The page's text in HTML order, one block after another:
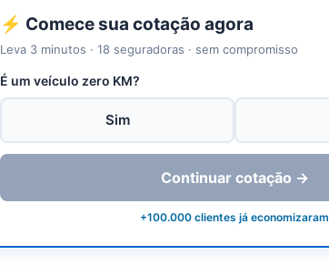
⚡ Comece sua cotação agora
Leva 3 minutos · 18 seguradoras · sem compromisso
É um veículo zero KM?
Sim
Continuar cotação →
+100.000 clientes já economizaram